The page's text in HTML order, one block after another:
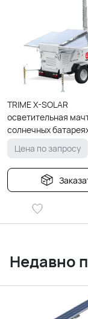
TRIME X-SOLAR
осветительная
солнечных
Цена по запросу
Недавно